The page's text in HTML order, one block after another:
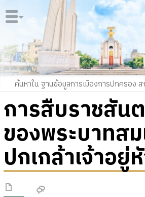
การสืบราชสัน
ของพระบาทส
ปกเกล้าเจ้าอยู่